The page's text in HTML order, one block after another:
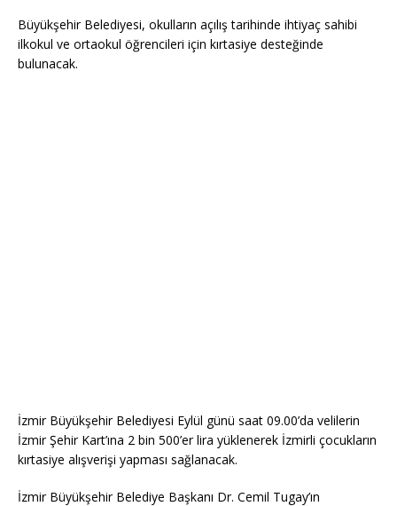
Büyükşehir Belediyesi, okulların açılış tarihinde ihtiyaç sahibi
ilkokul ve ortaokul öğrencileri için kırtasiye desteğinde
bulunacak.
İzmir Büyükşehir Belediyesi Eylül günü saat 09.00’da velilerin
İzmir Şehir Kart’ına 2 bin 500’er lira yüklenerek İzmirli çocukların
kırtasiye alışverişi yapması sağlanacak.
İzmir Büyükşehir Belediye Başkanı Dr. Cemil Tugay’ın